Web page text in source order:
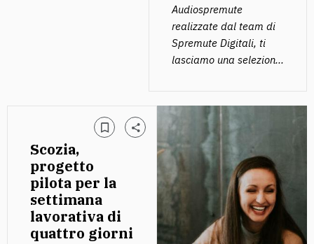
Audiospremute
realizzate dal team di
Spremute Digitali, ti
lasciamo una selezion...
Scozia,
progetto
pilota per la
settimana
lavorativa di
quattro giorni